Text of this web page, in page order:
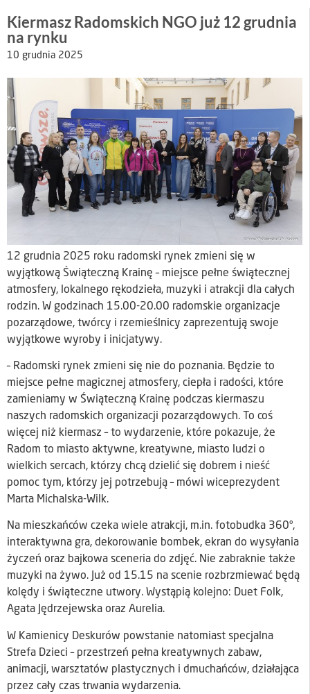
Kiermasz Radomskich NGO już 12 grudnia
na rynku
10 grudnia 2025
12 grudnia 2025 roku radomski rynek zmieni się w
wyjątkową Świąteczną Krainę – miejsce pełne świątecznej
atmosfery, lokalnego rękodzieła, muzyki i atrakcji dla całych
rodzin. W godzinach 15.00-20.00 radomskie organizacje
pozarządowe, twórcy i rzemieślnicy zaprezentują swoje
wyjątkowe wyroby i inicjatywy.
– Radomski rynek zmieni się nie do poznania. Będzie to
miejsce pełne magicznej atmosfery, ciepła i radości, które
zamieniamy w Świąteczną Krainę podczas kiermaszu
naszych radomskich organizacji pozarządowych. To coś
więcej niż kiermasz – to wydarzenie, które pokazuje, że
Radom to miasto aktywne, kreatywne, miasto ludzi o
wielkich sercach, którzy chcą dzielić się dobrem i nieść
pomoc tym, którzy jej potrzebują – mówi wiceprezydent
Marta Michalska-Wilk.
Na mieszkańców czeka wiele atrakcji, m.in. fotobudka 360°,
interaktywna gra, dekorowanie bombek, ekran do wysyłania
życzeń oraz bajkowa sceneria do zdjęć. Nie zabraknie także
muzyki na żywo. Już od 15.15 na scenie rozbrzmiewać będą
kolędy i świąteczne utwory. Wystąpią kolejno: Duet Folk,
Agata Jędrzejewska oraz Aurelia.
W Kamienicy Deskurów powstanie natomiast specjalna
Strefa Dzieci – przestrzeń pełna kreatywnych zabaw,
animacji, warsztatów plastycznych i dmuchańców, działająca
przez cały czas trwania wydarzenia.